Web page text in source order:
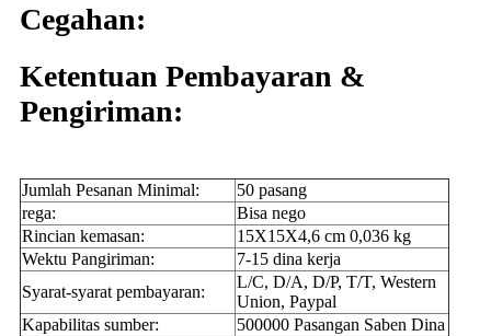
Cegahan:
Ketentuan Pembayaran &
Pengiriman:
Jumlah Pesanan Minimal:
50 pasang
rega:
Bisa nego
Rincian kemasan:
15X15X4,6 cm 0,036 kg
Wektu Pangiriman:
7-15 dina kerja
Syarat-syarat pembayaran:
L/C, D/A, D/P, T/T, Western
Union, Paypal
Kapabilitas sumber:
500000 Pasangan Saben Dina